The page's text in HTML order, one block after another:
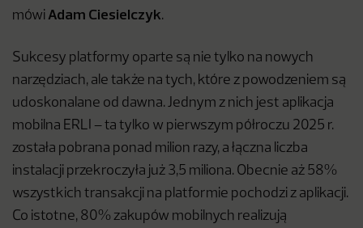
mówi Adam Ciesielczyk.
Sukcesy platformy oparte są nie tylko na nowych
narzędziach, ale także na tych, które z powodzeniem są
udoskonalane od dawna. Jednym z nich jest aplikacja
mobilna ERLI – ta tylko w pierwszym półroczu 2025 r.
została pobrana ponad milion razy, a łączna liczba
instalacji przekroczyła już 3,5 miliona. Obecnie aż 58%
wszystkich transakcji na platformie pochodzi z aplikacji.
Co istotne, 80% zakupów mobilnych realizują